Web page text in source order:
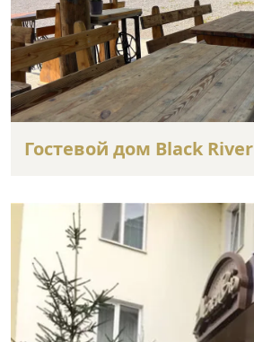
Гостевой дом Black River